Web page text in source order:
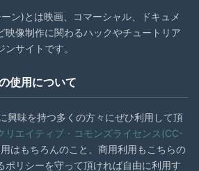
ン)とは映画、コマーシャル、ドキュメ
映像制作に関わるハックやチュートリア
サイトです。
使用について
興味を持つ多くの方々にぜひ利用して頂
リエイティブ・コモンズライセンス(CC-
はもちろんのこと、商用利用もこちらの
ポリシーを守って頂ければ自由に利用す